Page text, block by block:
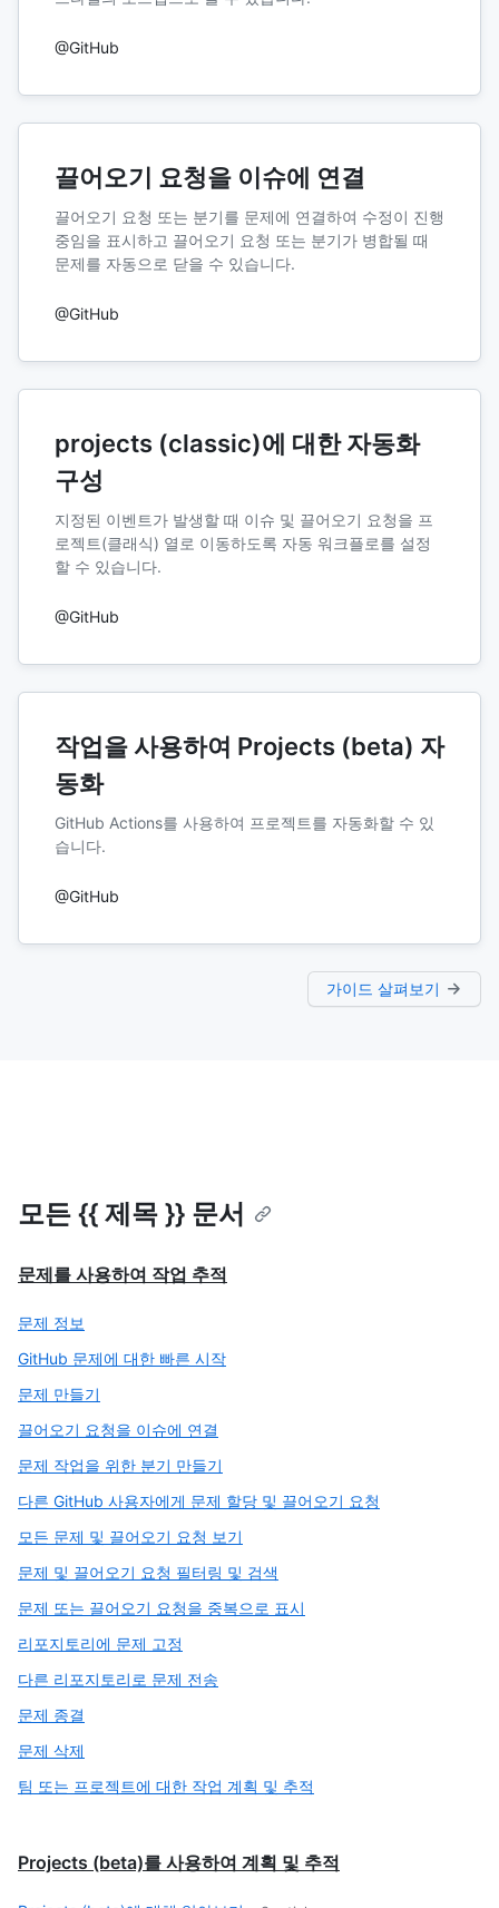
@GitHub
끌어오기 요청을 이슈에 연결
끌어오기 요청 또는 분기를 문제에 연결하여 수정이 진행
중임을 표시하고 끌어오기 요청 또는 분기가 병합될 때
문제를 자동으로 닫을 수 있습니다.
@GitHub
projects (classic)에 대한 자동화
구성
지정된 이벤트가 발생할 때 이슈 및 끌어오기 요청을 프
로젝트(클래식) 열로 이동하도록 자동 워크플로를 설정
할 수 있습니다.
@GitHub
작업을 사용하여 Projects (beta) 자
동화
GitHub Actions를 사용하여 프로젝트를 자동화할 수 있
습니다.
@GitHub
가이드 살펴보기
모든 {{ 제목 }} 문서
문제를 사용하여 작업 추적
문제 정보
GitHub 문제에 대한 빠른 시작
문제 만들기
끌어오기 요청을 이슈에 연결
문제 작업을 위한 분기 만들기
다른 GitHub 사용자에게 문제 할당 및 끌어오기 요청
모든 문제 및 끌어오기 요청 보기
문제 및 끌어오기 요청 필터링 및 검색
문제 또는 끌어오기 요청을 중복으로 표시
리포지토리에 문제 고정
다른 리포지토리로 문제 전송
문제 종결
문제 삭제
팀 또는 프로젝트에 대한 작업 계획 및 추적
Projects (beta)를 사용하여 계획 및 추적